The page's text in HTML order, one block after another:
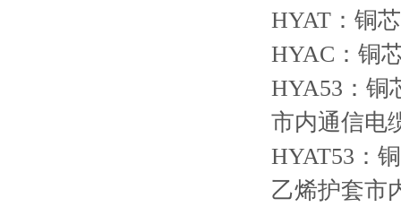
HYAT：铜
HYAC：铜
HYA53：铜
市内通信电
HYAT53：
乙烯护套市